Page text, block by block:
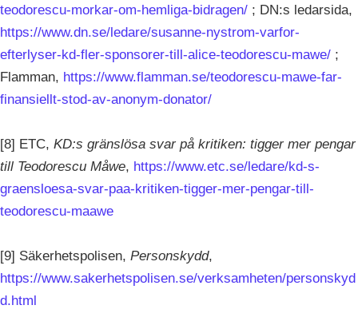
teodorescu-morkar-om-hemliga-bidragen/ ; DN:s ledarsida,
https://www.dn.se/ledare/susanne-nystrom-varfor-
efterlyser-kd-fler-sponsorer-till-alice-teodorescu-mawe/ ;
Flamman, https://www.flamman.se/teodorescu-mawe-far-
finansiellt-stod-av-anonym-donator/
[8] ETC, KD:s gränslösa svar på kritiken: tigger mer pengar
till Teodorescu Måwe, https://www.etc.se/ledare/kd-s-
graensloesa-svar-paa-kritiken-tigger-mer-pengar-till-
teodorescu-maawe
[9] Säkerhetspolisen, Personskydd,
https://www.sakerhetspolisen.se/verksamheten/personskyd
d.html